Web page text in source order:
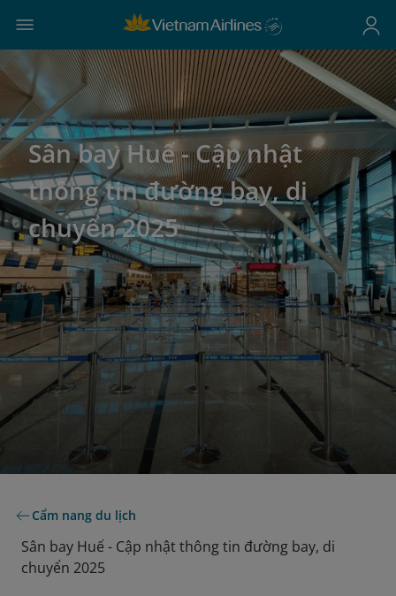
Sân bay Huế - Cập nhật
thông tin đường bay, di
chuyển 2025
Cẩm nang du lịch
Sân bay Huế - Cập nhật thông tin đường bay, di
chuyển 2025